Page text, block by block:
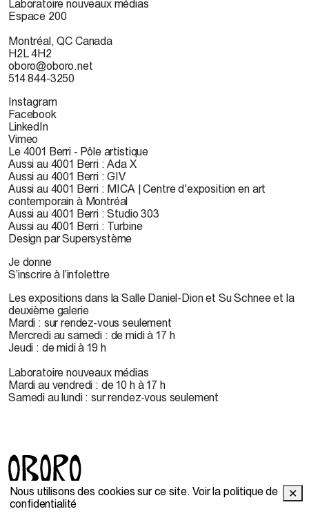
Laboratoire nouveaux médias
Espace 200
Montréal, QC Canada
H2L 4H2
oboro@oboro.net
514 844-3250
Instagram
Facebook
LinkedIn
Vimeo
Le 4001 Berri - Pôle artistique
Aussi au 4001 Berri : Ada X
Aussi au 4001 Berri : GIV
Aussi au 4001 Berri : MICA | Centre d'exposition en art
contemporain à Montréal
Aussi au 4001 Berri : Studio 303
Aussi au 4001 Berri : Turbine
Design par Supersystème
Je donne
S’inscrire à l’infolettre
Les expositions dans la Salle Daniel-Dion et Su Schnee et la
deuxième galerie
Mardi : sur rendez-vous seulement
Mercredi au samedi : de midi à 17 h
Jeudi : de midi à 19 h
Laboratoire nouveaux médias
Mardi au vendredi : de 10 h à 17 h
Samedi au lundi : sur rendez-vous seulement
© 2022 OBORO. Il est interdit de reproduire, télécharger,
Nous utilisons des cookies sur ce site. Voir la politique de
confidentialité
✕